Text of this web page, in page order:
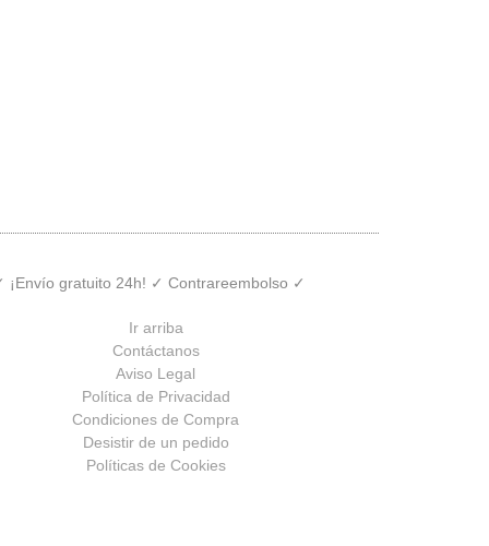
¡Envío gratuito 24h! ✓ Contrareembolso ✓
Ir arriba
Contáctanos
Aviso Legal
Política de Privacidad
Condiciones de Compra
Desistir de un pedido
Políticas de Cookies